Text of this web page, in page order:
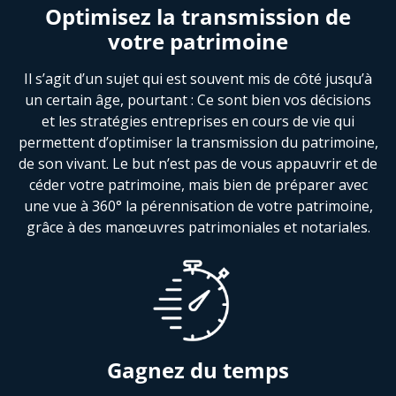
Optimisez la transmission de
votre patrimoine
Il s’agit d’un sujet qui est souvent mis de côté jusqu’à
un certain âge, pourtant : Ce sont bien vos décisions
et les stratégies entreprises en cours de vie qui
permettent d’optimiser la transmission du patrimoine,
de son vivant. Le but n’est pas de vous appauvrir et de
céder votre patrimoine, mais bien de préparer avec
une vue à 360° la pérennisation de votre patrimoine,
grâce à des manœuvres patrimoniales et notariales.
Gagnez du temps